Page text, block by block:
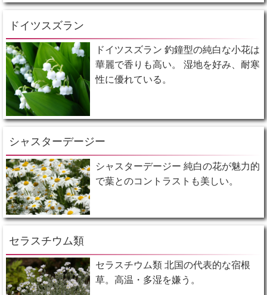
ドイツスズラン
ドイツスズラン 釣鐘型の純白な小花は
華麗で香りも高い。 湿地を好み、耐寒
性に優れている。
シャスターデージー
シャスターデージー 純白の花が魅力的
で葉とのコントラストも美しい。
セラスチウム類
セラスチウム類 北国の代表的な宿根
草。高温・多湿を嫌う。